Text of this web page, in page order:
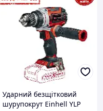
Ударний безщітковий
шурупокрут Einhell YLP